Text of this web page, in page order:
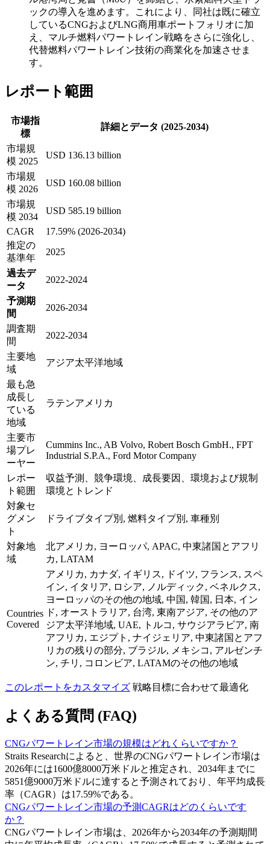
ックの導入を進めます。これにより、同社は既に確立
しているCNGおよびLNG商用車ポートフォリオに加
え、マルチ燃料パワートレイン戦略をさらに強化し、
代替燃料パワートレイン技術の商業化を加速させま
す。
レポート範囲
市場指
標
詳細とデータ (2025-2034)
市場規
模 2025
USD 136.13 billion
市場規
模 2026
USD 160.08 billion
市場規
模 2034
USD 585.19 billion
CAGR
17.59% (2026-2034)
推定の
基準年
2025
過去デ
ータ
2022-2024
予測期
間
2026-2034
調査期
間
2022-2034
主要地
域
アジア太平洋地域
最も急
成長し
ている
地域
ラテンアメリカ
主要市
場プレ
ーヤー
Cummins Inc., AB Volvo, Robert Bosch GmbH., FPT
Industrial S.P.A., Ford Motor Company
レポー
ト範囲
収益予測、競争環境、成長要因、環境および規制
環境とトレンド
対象セ
グメン
ト
ドライブタイプ別, 燃料タイプ別, 車種別
対象地
域
北アメリカ, ヨーロッパ, APAC, 中東諸国とアフリ
カ, LATAM
Countries
Covered
アメリカ, カナダ, イギリス, ドイツ, フランス, スペ
イン, イタリア, ロシア, ノルディック, ベネルクス,
ヨーロッパのその他の地域, 中国, 韓国, 日本, イン
ド, オーストラリア, 台湾, 東南アジア, その他のア
ジア太平洋地域, UAE, トルコ, サウジアラビア, 南
アフリカ, エジプト, ナイジェリア, 中東諸国とアフ
リカの残りの部分, ブラジル, メキシコ, アルゼンチ
ン, チリ, コロンビア, LATAMのその他の地域
このレポートをカスタマイズ 戦略目標に合わせて最適化
よくある質問 (FAQ)
CNGパワートレイン市場の規模はどれくらいですか？
Straits Researchによると、世界のCNGパワートレイン市場は
2026年には1600億8000万米ドルと推定され、2034年までに
5851億9000万米ドルに達すると予測されており、年平均成長
率（CAGR）は17.59%である。
CNGパワートレイン市場の予測CAGRはどのくらいです
か？
CNGパワートレイン市場は、2026年から2034年の予測期間